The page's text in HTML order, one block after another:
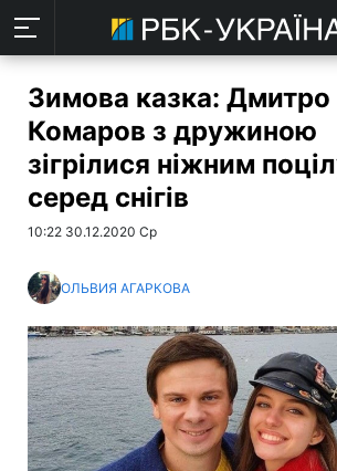
Зимова казка: Дмитро
Комаров з дружиною
зігрілися ніжним
серед снігів
10:22 30.12.2020 Ср
ОЛЬВИЯ АГАРКОВА